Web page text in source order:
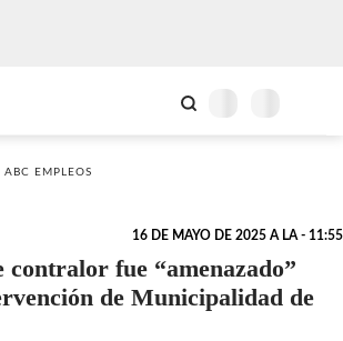
ABC EMPLEOS
16 DE MAYO DE 2025 A LA - 11:55
contralor fue “amenazado”
de Municipalidad de